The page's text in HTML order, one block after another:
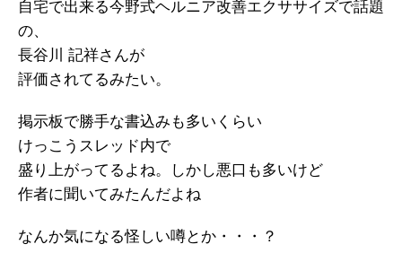
自宅で出来る今野式ヘルニア改善エクササイズで話題
の、
長谷川 記祥さんが
評価されてるみたい。
掲示板で勝手な書込みも多いくらい
けっこうスレッド内で
盛り上がってるよね。しかし悪口も多いけど
作者に聞いてみたんだよね
なんか気になる怪しい噂とか・・・？